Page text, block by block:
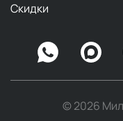
Скидки
© 2026